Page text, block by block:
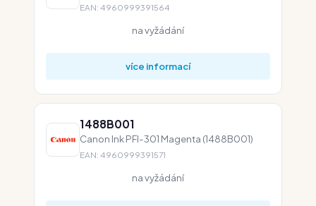
EAN: 4960999391564
na vyžádání
více informací
1488B001
Canon Ink PFI-301 Magenta (1488B001)
EAN: 4960999391571
na vyžádání